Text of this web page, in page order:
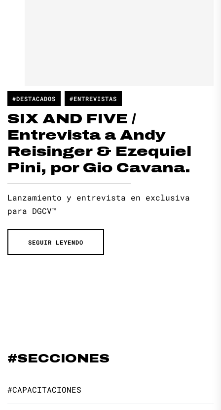
#DESTACADOS #ENTREVISTAS
SIX AND FIVE /
Entrevista a Andy
Reisinger & Ezequiel
Pini, por Gio Cavana.
Lanzamiento y entrevista en exclusiva
para DGCV™
SEGUIR LEYENDO
#SECCIONES
#CAPACITACIONES